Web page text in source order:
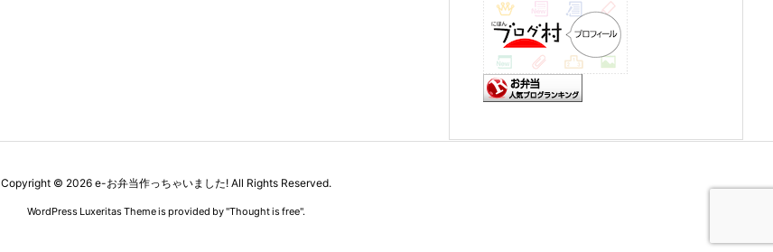
Copyright © 2026 e-お弁当作っちゃいました! All Rights Reserved.
WordPress Luxeritas Theme is provided by "Thought is free".